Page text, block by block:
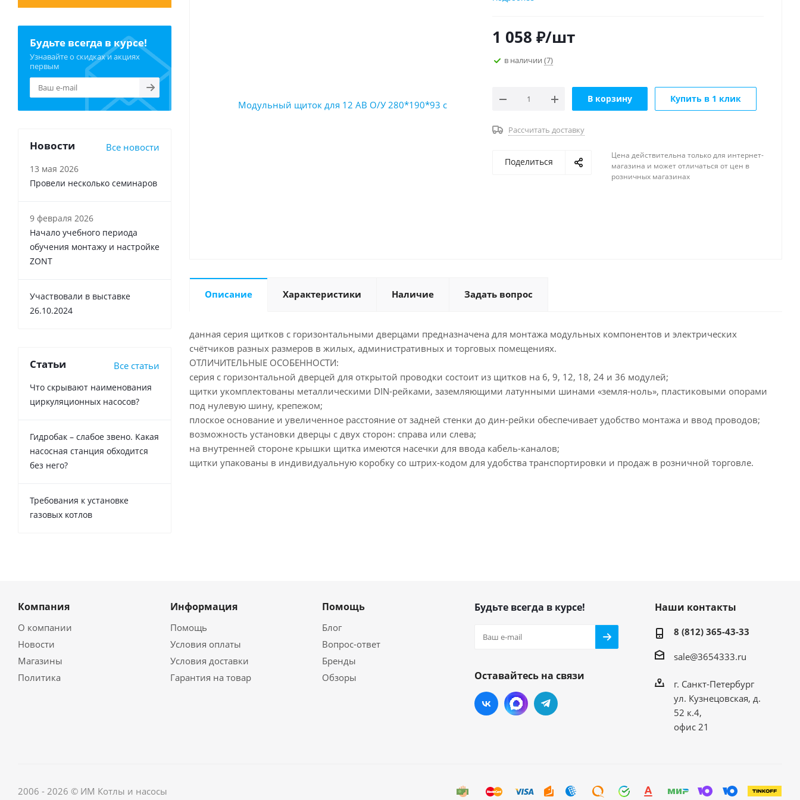
латунная шина «земля-ноль»
универсальная дверца левая/правая
1 058 ₽/шт
в наличии (7)
В корзину Купить в 1 клик
Рассчитать доставку
Поделиться
Цена действительна только для интернет-
магазина и может отличаться от цен в
розничных магазинах
Описание Характеристики Наличие Задать вопрос
данная серия щитков с горизонтальными дверцами предназначена для монтажа модульных компонентов и электрических
счётчиков разных размеров в жилых, административных и торговых помещениях.
ОТЛИЧИТЕЛЬНЫЕ ОСОБЕННОСТИ:
серия с горизонтальной дверцей для открытой проводки состоит из щитков на 6, 9, 12, 18, 24 и 36 модулей;
щитки укомплектованы металлическими DIN-рейками, заземляющими латунными шинами «земля-ноль», пластиковыми опорами
под нулевую шину, крепежом;
плоское основание и увеличенное расстояние от задней стенки до дин-рейки обеспечивает удобство монтажа и ввод проводов;
возможность установки дверцы с двух сторон: справа или слева;
на внутренней стороне крышки щитка имеются насечки для ввода кабель-каналов;
щитки упакованы в индивидуальную коробку со штрих-кодом для удобства транспортировки и продаж в розничной торговле.
Будьте всегда в курсе!
Узнавайте о скидках и акциях
первым
Новости Все новости
13 мая 2026
Провели несколько семинаров
9 февраля 2026
Начало учебного периода
обучения монтажу и настройке
ZONT
Участвовали в выставке
26.10.2024
Статьи Все статьи
Что скрывают наименования
циркуляционных насосов?
Гидробак – слабое звено. Какая
насосная станция обходится
без него?
Требования к установке
газовых котлов
Компания
О компании
Новости
Магазины
Политика
Информация
Помощь
Условия оплаты
Условия доставки
Гарантия на товар
Помощь
Блог
Вопрос-ответ
Бренды
Обзоры
Будьте всегда в курсе!
Оставайтесь на связи
Наши контакты
8 (812) 365-43-33
sale@3654333.ru
г. Санкт-Петербург
ул. Кузнецовская, д.
52 к.4,
офис 21
2006 - 2026 © ИМ Котлы и насосы